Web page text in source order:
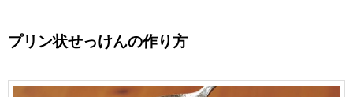
プリン状せっけんの作り方